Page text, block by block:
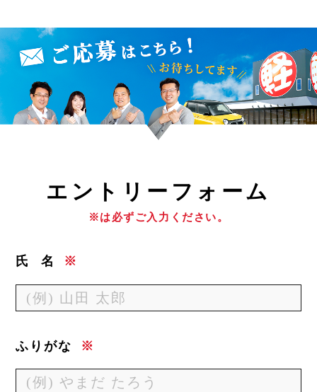
エ ントリーフォーム
※は必ずご入力ください。
氏名 ※
ふりがな ※